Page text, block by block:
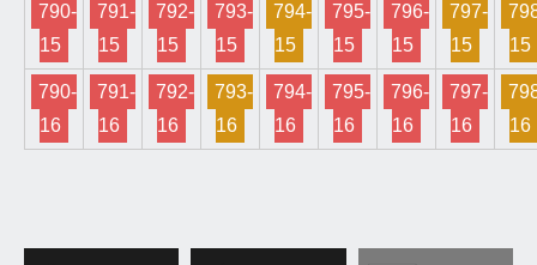
790-
15
791-
15
792-
15
793-
15
794-
15
795-
15
796-
15
797-
15
15
790-
16
791-
16
792-
16
793-
16
794-
16
795-
16
796-
16
797-
16
16